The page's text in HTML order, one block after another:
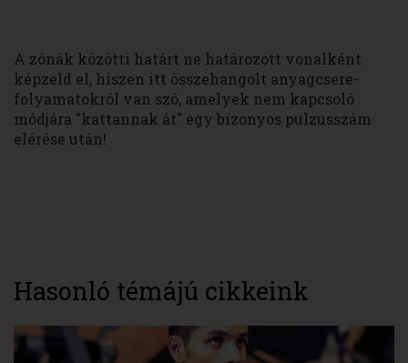
A zónák közötti határt ne határozott vonalként
képzeld el, hiszen itt összehangolt anyagcsere-
folyamatokról van szó, amelyek nem kapcsoló
módjára "kattannak át" egy bizonyos pulzusszám
elérése után!
Hasonló témájú cikkeink